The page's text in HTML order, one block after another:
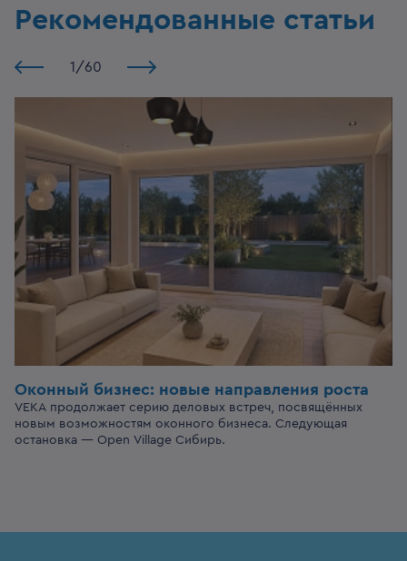
Рекомендованные статьи
1 /60
Оконный бизнес: новые направления роста
VEKA продолжает серию деловых встреч, посвящённых
новым возможностям оконного бизнеса. Следующая
остановка — Open Village Сибирь.